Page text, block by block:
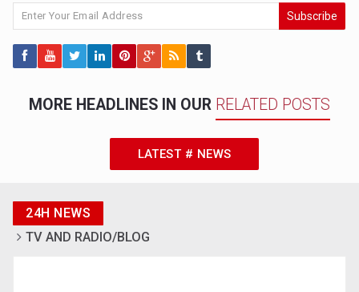
Subscribe
MORE HEADLINES IN OUR RELATED POSTS
LATEST # NEWS
24H NEWS
TV AND RADIO/BLOG